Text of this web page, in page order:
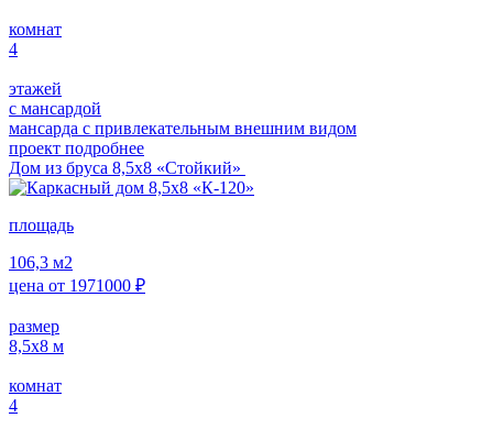
комнат
4
этажей
с мансардой
мансарда с привлекательным внешним видом
проект подробнее
Дом из бруса 8,5х8 «Стойкий»
площадь
106,3 м2
цена от 1971000 ₽
размер
8,5х8 м
комнат
4